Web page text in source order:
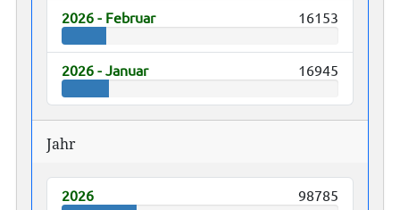
2026 - Februar 16153
2026 - Januar 16945
Jahr
2026 98785